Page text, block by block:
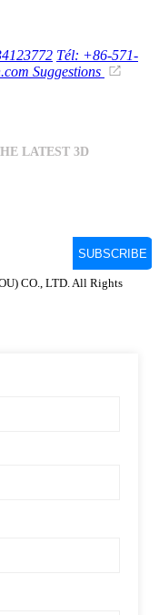
Tél: +86-571-
Suggestions
CO., LTD. All Rights